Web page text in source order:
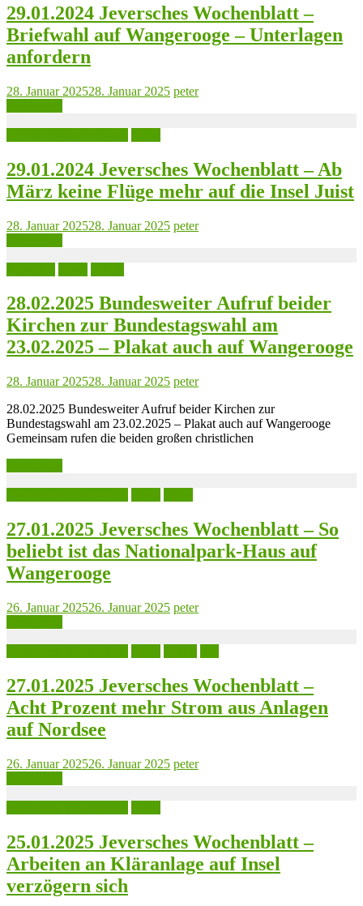
29.01.2024 Jeversches Wochenblatt –
Briefwahl auf Wangerooge – Unterlagen
anfordern
28. Januar 202528. Januar 2025 peter
29.01.2024 Jeversches Wochenblatt – Ab
März keine Flüge mehr auf die Insel Juist
28. Januar 202528. Januar 2025 peter
28.02.2025 Bundesweiter Aufruf beider
Kirchen zur Bundestagswahl am
23.02.2025 – Plakat auch auf Wangerooge
28. Januar 202528. Januar 2025 peter
28.02.2025 Bundesweiter Aufruf beider Kirchen zur
Bundestagswahl am 23.02.2025 – Plakat auch auf Wangerooge
Gemeinsam rufen die beiden großen christlichen
27.01.2025 Jeversches Wochenblatt – So
beliebt ist das Nationalpark-Haus auf
Wangerooge
26. Januar 202526. Januar 2025 peter
27.01.2025 Jeversches Wochenblatt –
Acht Prozent mehr Strom aus Anlagen
auf Nordsee
26. Januar 202526. Januar 2025 peter
25.01.2025 Jeversches Wochenblatt –
Arbeiten an Kläranlage auf Insel
verzögern sich